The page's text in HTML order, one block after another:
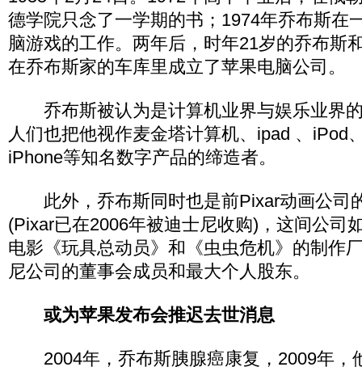
德学院只念了一学期的书；1974年乔布斯在
脑游戏的工作。两年后，时年21岁的乔布斯
在乔布斯家的车库里成立了苹果电脑公司。
乔布斯被认为是计算机业界与娱乐业界
人们也把他视作麦金塔计算机、ipad 、iPod
iPhone等知名数字产品的缔造者。
此外，乔布斯同时也是前Pixar动画公司
(Pixar已在2006年被迪士尼收购)，这间公司
电影《玩具总动员》和《虫虫危机》的制作
尼公司的董事会成员和最大个人股东。
或为苹果发布会推迟去世消息
2004年，乔布斯胰腺癌康复，2009年，